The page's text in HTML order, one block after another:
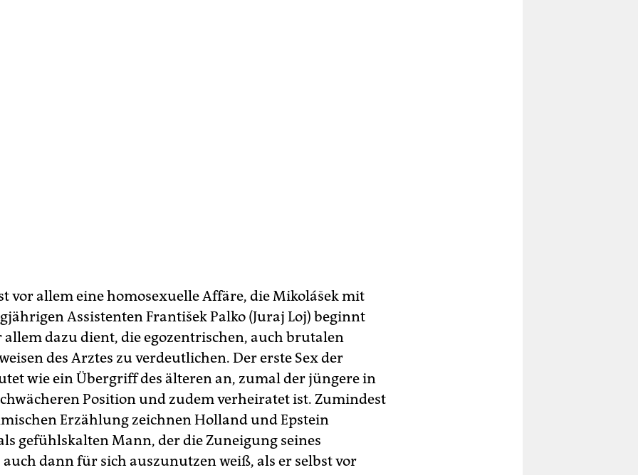
vor allem eine homosexuelle Affäre, die Mikolášek mit
Assistenten František Palko (Juraj Loj) beginnt
allem dazu dient, die egozentrischen, auch brutalen
des Arztes zu verdeutlichen. Der erste Sex der
wie ein Übergriff des älteren an, zumal der jüngere in
Position und zudem verheiratet ist. Zumindest
Erzählung zeichnen Holland und Epstein
gefühlskalten Mann, der die Zuneigung seines
auch dann für sich auszunutzen weiß, als er selbst vor